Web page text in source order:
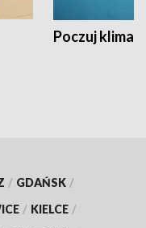
Poczuj klimat
/ GDAŃSK /
/ KIELCE /